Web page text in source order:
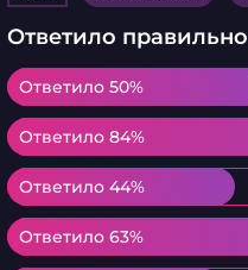
Ответило правильно
Ответило 50%
Ответило 50%
Ответило 84%
Ответило 84%
Ответило 44%
Ответило 44%
Ответило 63%
Ответило 63%